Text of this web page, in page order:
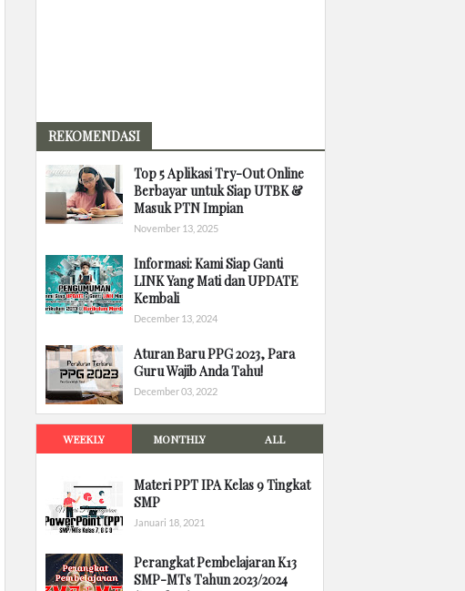
REKOMENDASI
Top 5 Aplikasi Try-Out Online
Berbayar untuk Siap UTBK &
Masuk PTN Impian
November 13, 2025
Informasi: Kami Siap Ganti
LINK Yang Mati dan UPDATE
Kembali
December 13, 2024
Aturan Baru PPG 2023, Para
Guru Wajib Anda Tahu!
December 03, 2022
WEEKLY MONTHLY ALL
Materi PPT IPA Kelas 9 Tingkat
SMP
Januari 18, 2021
Perangkat Pembelajaran K13
SMP-MTs Tahun 2023/2024